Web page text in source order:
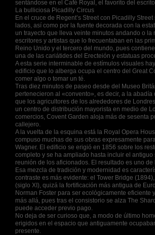
sentándose en el Café Royal, el favorito del
La bulliciosa Picadilly Circus
En el cruce de Regent’s Street con Picadilly
lados, así como por la fuente decorada con la
un trayecto que lleva veinte minutos andando o
escritores y artistas que lo frecuentaban en las
Reino Unido y el tercero del mundo, pues
una de las cariátides del Erecteión y estatuas
A esta serie interminable de estímulos visuales
edificio que lo alberga ocupa el centro del Great
comer algo o tomar un té.
Tras diez minutos de paseo desde del Museo
pertenecieron al «convento», es decir, a la
que los agricultores de los alrededores de
un centro de distribución mayorista en medio de
comercios, Covent Garden aloja más de sesenta
callejero.
A la vuelta de la esquina está la Royal Opera
compuso muchas de sus obras expresamente
Wagner. El edificio se erigió en 1856 sobre los
completo y se ha ampliado hasta incluir el
reunión de los aficionados. El resultado es uno
Esa mezcla de tradición y modernidad es
contraste es más evidente: el Tower Bridge
(siglo XI), quizá la fortificación más antigua de
Norman Foster para ser ecológicamente
más allá, pues tras el consistorio se alza The
puede acceder previo pago.
No deja de ser curioso que, a modo de último
erigidos en el espacio que antiguamente
presente.